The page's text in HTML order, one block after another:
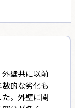
壁共に以前
的な劣化も
。外壁に関